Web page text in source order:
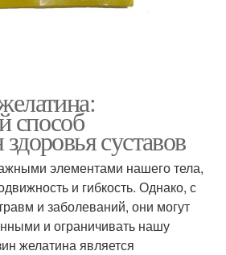
способ
суставов
элементами нашего тела,
и гибкость. Однако, с
и заболеваний, они могут
и ограничивать нашу
желатина является